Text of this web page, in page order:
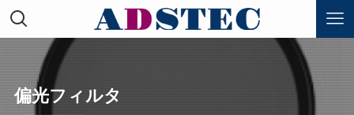
偏光フィルタ